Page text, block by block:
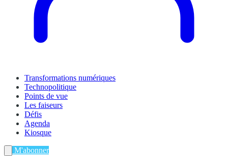
Transformations numériques
Technopolitique
Points de vue
Les faiseurs
Défis
Agenda
Kiosque
M'abonner